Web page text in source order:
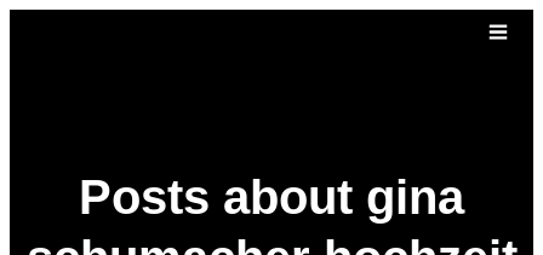
Posts about gina